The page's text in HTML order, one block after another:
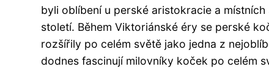
byli oblíbení u perské aristokracie a
století. Během Viktoriánské éry se perské
rozšířily po celém světě jako jedna z
dodnes fascinují milovníky koček po celém